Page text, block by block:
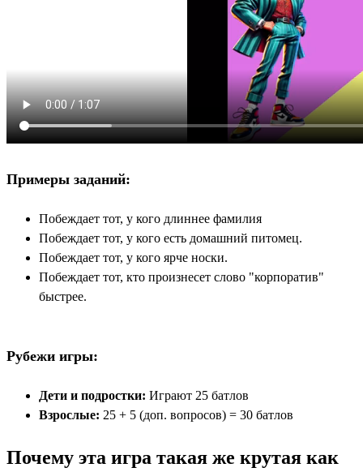
Примеры заданий:
Побеждает тот, у кого длиннее фамилия
Побеждает тот, у кого есть домашний питомец.
Побеждает тот, у кого ярче носки.
Побеждает тот, кто произнесет слово "корпоратив"
быстрее.
Рубежи игры:
Дети и подростки: Играют 25 батлов
Взрослые: 25 + 5 (доп. вопросов) = 30 батлов
Почему эта игра такая же крутая как